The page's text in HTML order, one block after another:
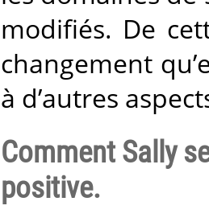
modifiés. De
changement
à d’autres
Comment Sally
positive.